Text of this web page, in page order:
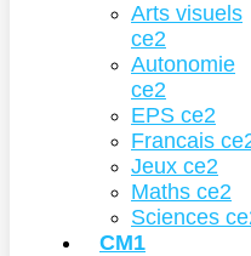
Arts visuels
ce2
Autonomie
ce2
EPS ce2
Francais
Jeux ce2
Maths ce2
Sciences
CM1